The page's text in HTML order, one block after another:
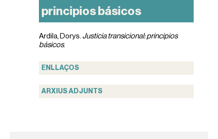
principios básicos
Ardila, Dorys. Justicia transicional: principios
básicos.
ENLLAÇOS
ARXIUS ADJUNTS